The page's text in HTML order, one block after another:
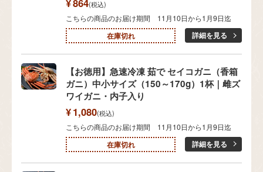
¥864 税込
こちらの商品のお届け期間 11月10日から1月9日迄
在庫切れ 詳細を見る
【お徳用】急速冷凍 茹で セイコガニ（香箱
ガニ）中小サイズ（150～170g）1杯｜雌ズ
ワイガニ・内子入り
¥1,080 税込
こちらの商品のお届け期間 11月10日から1月9日迄
在庫切れ 詳細を見る